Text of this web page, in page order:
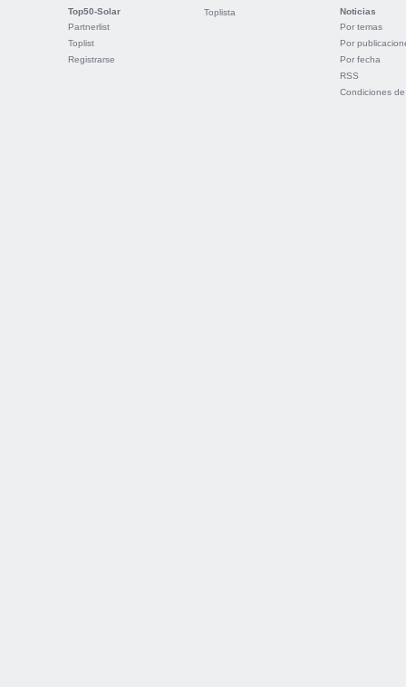
Top50-Solar
Partnerlist
Toplist
Registrarse
Toplista
Noticias
Por temas
Por
Por fecha
RSS
Condiciones